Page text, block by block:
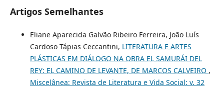
Artigos Semelhantes
Eliane Aparecida Galvão Ribeiro Ferreira, João Luís
Cardoso Tápias Ceccantini, LITERATURA E ARTES
PLÁSTICAS EM DIÁLOGO NA OBRA EL SAMURÁI DEL
REY: EL CAMINO DE LEVANTE, DE MARCOS CALVEIRO ,
Miscelânea: Revista de Literatura e Vida Social: v. 32